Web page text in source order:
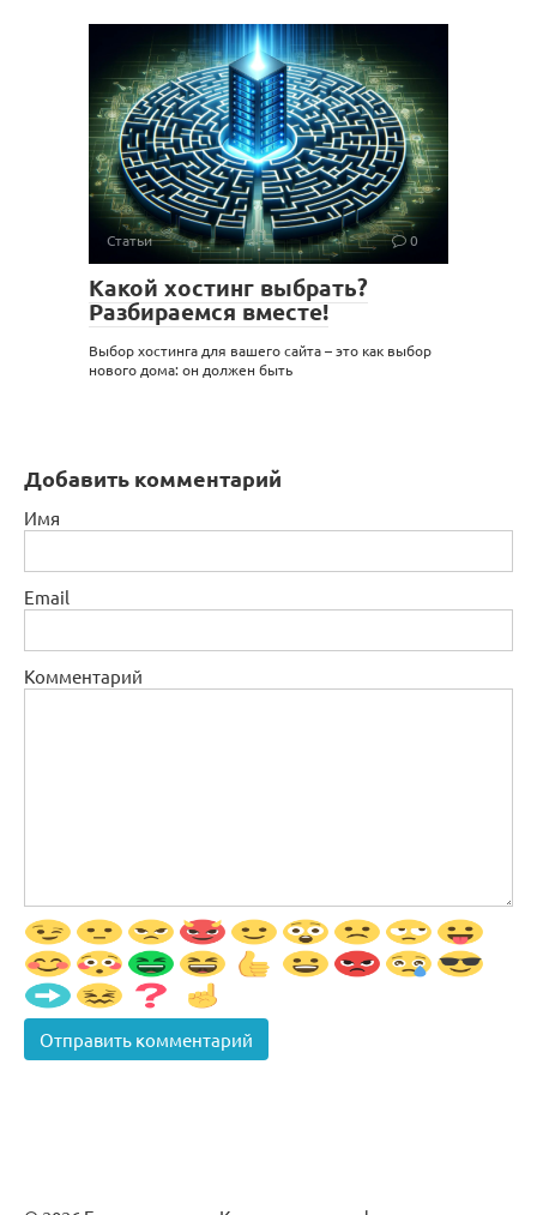
Статьи 0
Какой хостинг выбрать?
Разбираемся вместе!
Выбор хостинга для вашего сайта – это как выбор
нового дома: он должен быть
Добавить комментарий
Имя
Email
Комментарий